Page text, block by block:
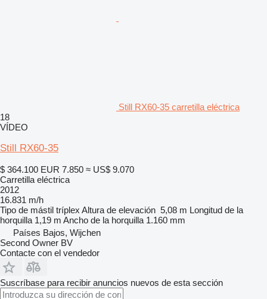
Still RX60-35 carretilla eléctrica
18
VÍDEO
Still RX60-35
$ 364.100 EUR 7.850 ≈ US$ 9.070
Carretilla eléctrica
2012
16.831 m/h
Tipo de mástil tríplex Altura de elevación 5,08 m Longitud de la
horquilla 1,19 m Ancho de la horquilla 1.160 mm
Países Bajos, Wijchen
Second Owner BV
Contacte con el vendedor
Suscríbase para recibir anuncios nuevos de esta sección